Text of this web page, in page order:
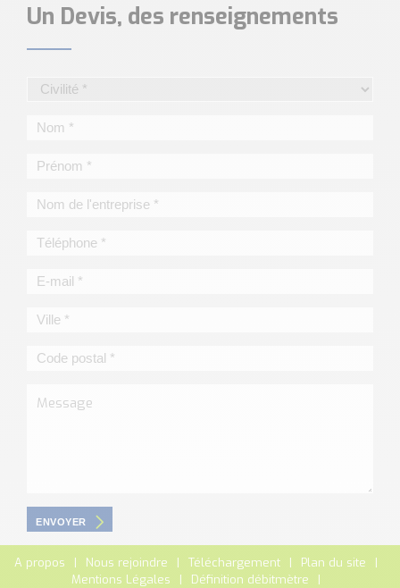
Un Devis, des renseignements
ENVOYER
A propos Nous rejoindre Téléchargement
Plan du site
Mentions Légales
Définition débitmètre